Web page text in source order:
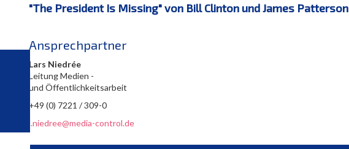
"The President Is Missing" von Bill Clinton und James Patterson
Ansprechpartner
Lars Niedrée
Leitung Medien -
und Öffentlichkeitsarbeit
+49 (0) 7221 / 309-0
l.niedree@media-control.de